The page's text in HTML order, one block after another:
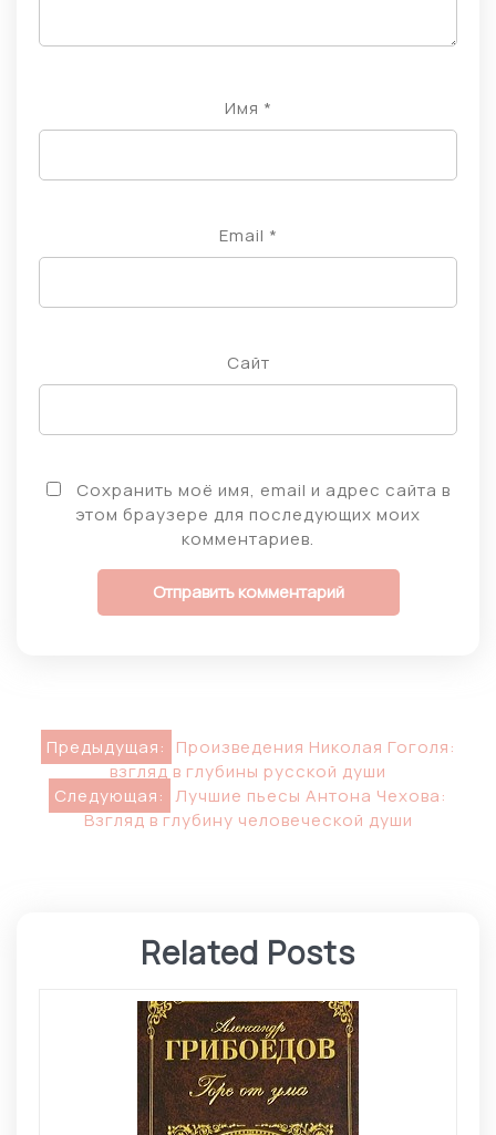
Имя *
Email *
Сайт
Сохранить моё имя, email и адрес сайта в
этом браузере для последующих моих
комментариев.
Навигация
по
записям
Предыдущая:
Произведения Николая Гоголя:
взгляд в глубины русской души
Следующая: Лучшие пьесы Антона Чехова:
Взгляд в глубину человеческой души
Related Posts